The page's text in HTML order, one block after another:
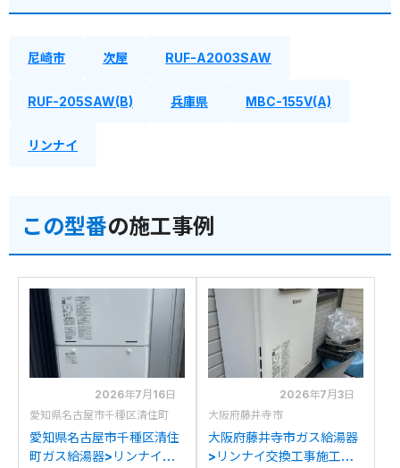
尼崎市 次屋 RUF-A2003SAW
RUF-205SAW(B) 兵庫県 MBC-155V(A)
リンナイ
この型番の施工事例
2026年7月16日
愛知県名古屋市千種区清住町
愛知県名古屋市千種区清住
町ガス給湯器>リンナイ交
2026年7月3日
大阪府藤井寺市
大阪府藤井寺市ガス給湯器
>リンナイ交換工事施工事